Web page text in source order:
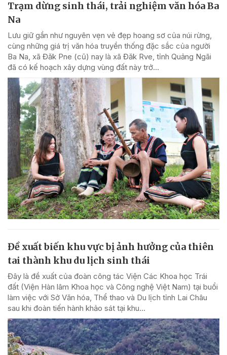
Trạm dừng sinh thái, trải nghiệm văn hóa Ba
Na
Lưu giữ gần như nguyên vẹn vẻ đẹp hoang sơ của núi rừng,
cùng những giá trị văn hóa truyền thống đặc sắc của người
Ba Na, xã Đăk Pne (cũ) nay là xã Đăk Rve, tỉnh Quảng Ngãi
đã có kế hoạch xây dựng vùng đất này trở...
Đề xuất biến khu vực bị ảnh hưởng của thiên
tai thành khu du lịch sinh thái
Đây là đề xuất của đoàn công tác Viện Các Khoa học Trái
đất (Viện Hàn lâm Khoa học và Công nghệ Việt Nam) tại buổi
làm việc với Sở Văn hóa, Thể thao và Du lịch tỉnh Lai Châu
sau khi đoàn tiến hành khảo sát tại khu...